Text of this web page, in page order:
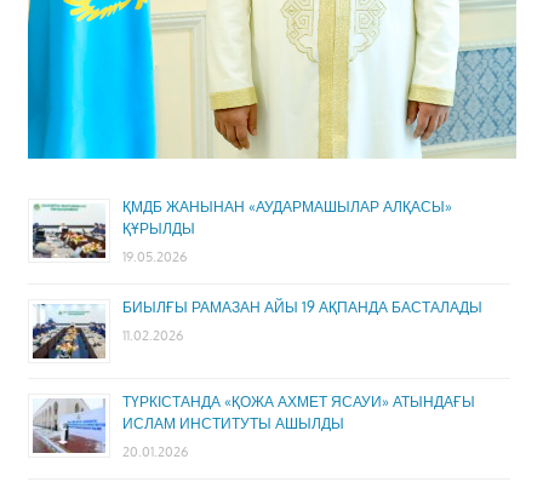
ҚМДБ ЖАНЫНАН «АУДАРМАШЫЛАР АЛҚАСЫ»
ҚҰРЫЛДЫ
19.05.2026
БИЫЛҒЫ РАМАЗАН АЙЫ 19 АҚПАНДА БАСТАЛАДЫ
11.02.2026
ТҮРКІСТАНДА «ҚОЖА АХМЕТ ЯСАУИ» АТЫНДАҒЫ
ИСЛАМ ИНСТИТУТЫ АШЫЛДЫ
20.01.2026